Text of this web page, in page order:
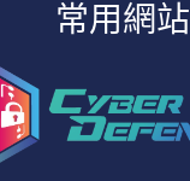
常用網站